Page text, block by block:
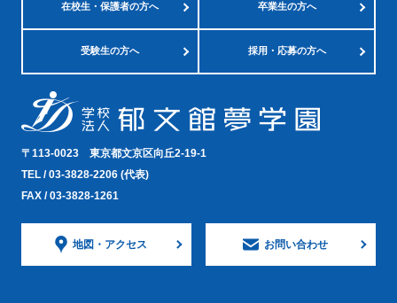
在校生・保護者の方へ 卒業生の方へ
受験生の方へ 採用・応募の方へ
〒113-0023 東京都文京区向丘2-19-1
TEL /03-3828-2206 (代表)
FAX / 03-3828-1261
地図・ アクセス お問い合わせ